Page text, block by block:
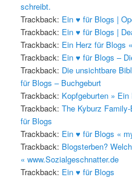
schreibt.
Trackback: Ein ♥ für Blogs |
Trackback: Ein ♥ für Blogs |
Trackback: Ein Herz für Blogs
Trackback: Ein ♥ für Blogs –
Trackback: Die unsichtbare
für Blogs – Buchgeburt
Trackback: Kopfgeburten »
Trackback:The Kyburz
für Blogs
Trackback: Ein ♥ für Blogs «
Trackback: Blogsterben?
« www.Sozialgeschnatter.de
Trackback: Ein ♥ für Blogs